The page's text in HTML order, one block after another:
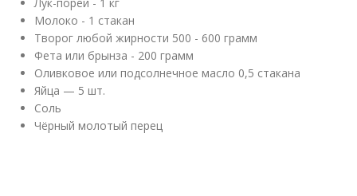
Молоко - 1 стакан
Творог любой жирности 500 - 600 грамм
Фета или брынза - 200 грамм
Оливковое или подсолнечное масло 0,5 стакана
Яйца — 5 шт.
Соль
Чёрный молотый перец